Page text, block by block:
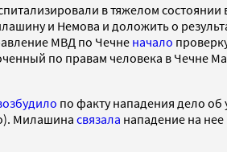
в тяжелом
и Немова и доложить о
МВД по Чечне начало
по правам человека в Чечне
по факту нападения дело об
Милашина связала нападение на